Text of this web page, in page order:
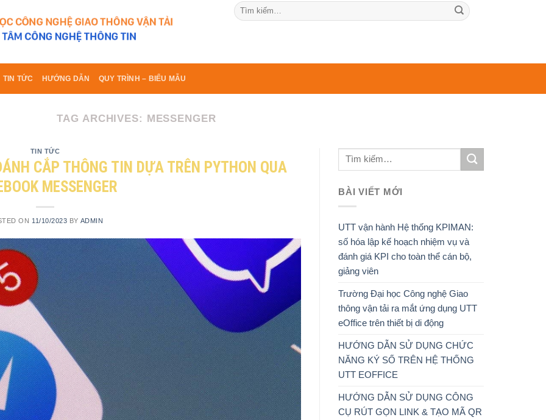
TIN TỨC HƯỚNG DẪN QUY TRÌNH – BIỂU MẪU
TAG ARCHIVES: MESSENGER
TIN TỨC
CẮP THÔNG TIN DỰA TRÊN PYTHON QUA
MESSENGER
ON11/10/2023 BY ADMIN
BÀI VIẾT MỚI
UTT vận hành Hệ thống KPIMAN:
số hóa lập kế hoạch nhiệm vụ và
đánh giá KPI cho toàn thể cán bộ,
giảng viên
Trường Đại học Công nghệ Giao
thông vận tải ra mắt ứng dụng UTT
eOffice trên thiết bị di động
HƯỚNG DẪN SỬ DỤNG CHỨC
NĂNG KÝ SỐ TRÊN HỆ THỐNG
UTT EOFFICE
HƯỚNG DẪN SỬ DỤNG CÔNG
CỤ RÚT GỌN LINK & TẠO MÃ QR